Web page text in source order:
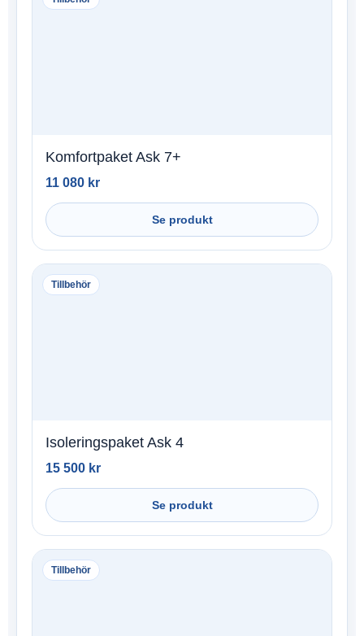
Komfortpaket Ask 7+
11 080 kr
Se produkt
Tillbehör
Isoleringspaket Ask 4
15 500 kr
Se produkt
Tillbehör